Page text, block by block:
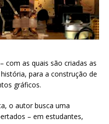
com as quais são criadas as
para a construção de
gráficos.
o autor busca uma
– em estudantes,